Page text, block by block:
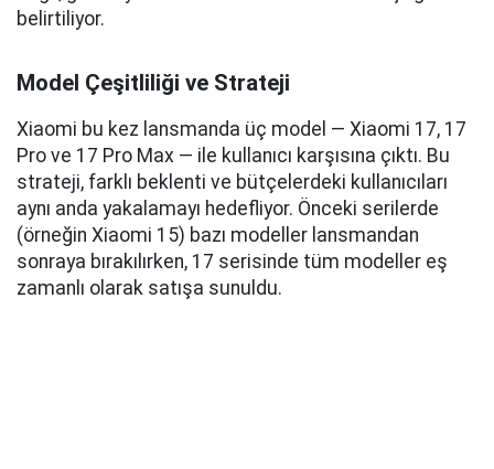
belirtiliyor.
Model Çeşitliliği ve Strateji
Xiaomi bu kez lansmanda üç model — Xiaomi 17, 17
Pro ve 17 Pro Max — ile kullanıcı karşısına çıktı. Bu
strateji, farklı beklenti ve bütçelerdeki kullanıcıları
aynı anda yakalamayı hedefliyor. Önceki serilerde
(örneğin Xiaomi 15) bazı modeller lansmandan
sonraya bırakılırken, 17 serisinde tüm modeller eş
zamanlı olarak satışa sunuldu.